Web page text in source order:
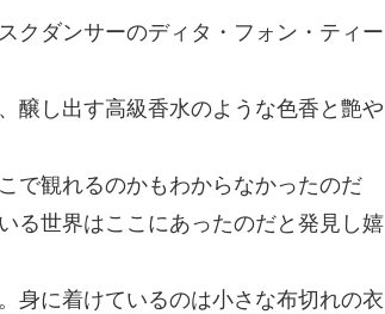
クダンサーのディタ・フォン・ティー
醸し出す高級香水のような色香と艶や
で観れるのかもわからなかったのだ
る世界はここにあったのだと発見し嬉
身に着けているのは小さな布切れの衣